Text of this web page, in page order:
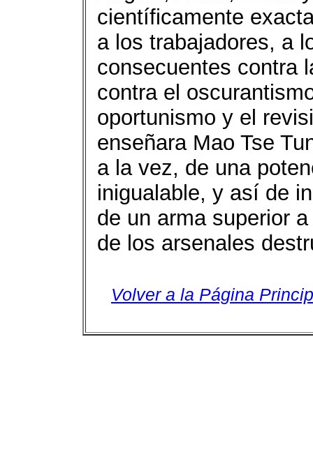
científicamente
a los trabajadores, a
consecuentes contra
contra el
oportunismo y el
enseñara Mao Tse
a la vez, de una
inigualable, y así de
de un arma superior
de los arsenales
Volver a la Página